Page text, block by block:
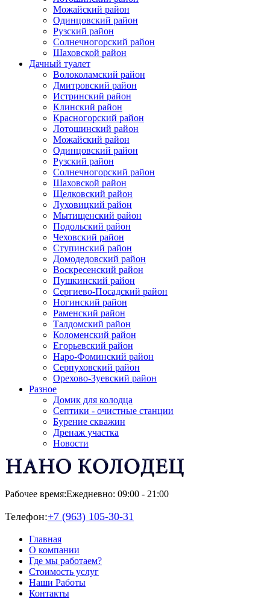
Можайский район
Одинцовский район
Рузский район
Солнечногорский район
Шаховской район
Дачный туалет
Волоколамский район
Дмитровский район
Истринский район
Клинский район
Красногорский район
Лотошинский район
Можайский район
Одинцовский район
Рузский район
Солнечногорский район
Шаховской район
Щелковский район
Луховицкий район
Мытищенский район
Подольский район
Чеховский район
Ступинский район
Домодедовский район
Воскресенский район
Пушкинский район
Сергиево-Посадский район
Ногинский район
Раменский район
Талдомский район
Коломенский район
Егорьевский район
Наро-Фоминский район
Серпуховский район
Орехово-Зуевский район
Разное
Домик для колодца
Септики - очистные станции
Бурение скважин
Дренаж участка
Новости
Рабочее время:Ежедневно: 09:00 - 21:00
Телефон:+7 (963) 105-30-31
Главная
О компании
Где мы работаем?
Стоимость услуг
Наши Работы
Контакты